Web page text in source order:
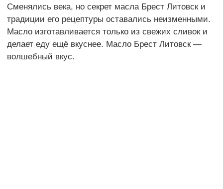
Сменялись века, но секрет масла Брест Литовск и
традиции его рецептуры оставались неизменными.
Масло изготавливается только из свежих сливок и
делает еду ещё вкуснее. Масло Брест Литовск —
волшебный вкус.